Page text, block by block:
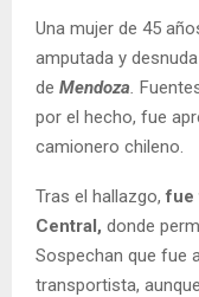
Una mujer de 45
amputada y
de Mendoza.
por el hecho, fue
camionero chileno.
Tras el hallazgo,fue
Central, donde
Sospechan que fue
transportista,